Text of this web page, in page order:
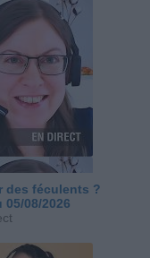
des féculents ?
08/2026